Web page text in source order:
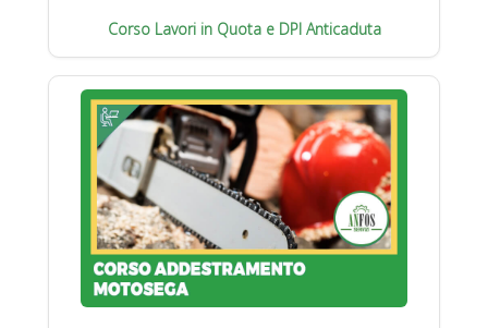
Corso Lavori in Quota e DPI Anticaduta